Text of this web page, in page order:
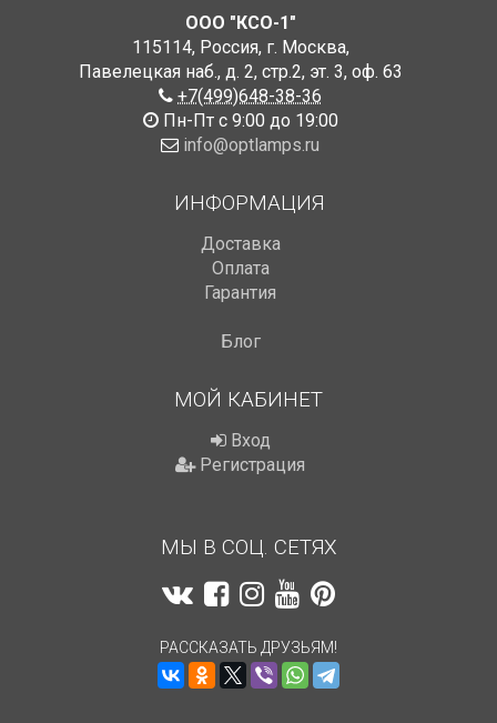
ООО "КСО-1"
115114, Россия, г. Москва,
Павелецкая наб., д. 2, стр.2, эт. 3, оф. 63
+7(499)648-38-36
Пн-Пт с 9:00 до 19:00
info@optlamps.ru
ИНФОРМАЦИЯ
Доставка
Оплата
Гарантия
Блог
МОЙ КАБИНЕТ
Вход
Регистрация
МЫ В СОЦ. СЕТЯХ
РАССКАЗАТЬ ДРУЗЬЯМ!